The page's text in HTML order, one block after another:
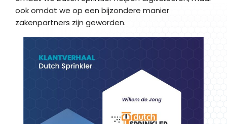
ook omdat we op een bijzondere manier
zakenpartners zijn geworden.